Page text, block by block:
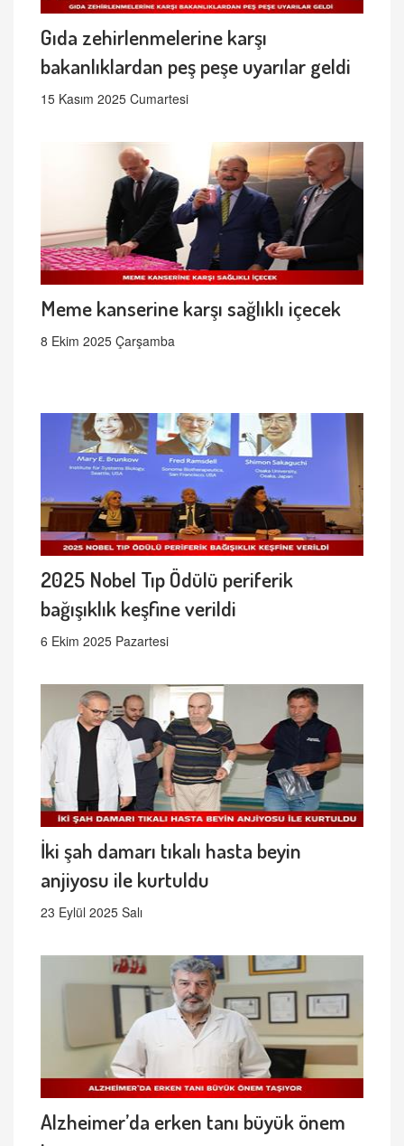
Gıda zehirlenmelerine karşı
bakanlıklardan peş peşe uyarılar geldi
15 Kasım 2025 Cumartesi
Meme kanserine karşı sağlıklı içecek
8 Ekim 2025 Çarşamba
2025 Nobel Tıp Ödülü periferik
bağışıklık keşfine verildi
6 Ekim 2025 Pazartesi
İki şah damarı tıkalı hasta beyin
anjiyosu ile kurtuldu
23 Eylül 2025 Salı
Alzheimer’da erken tanı büyük önem